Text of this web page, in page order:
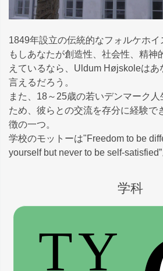
1849年設立の伝統的なフォルケホイ
もしあなたが創造性、社会性、精神
えているなら、Uldum Højskoleはあ
言えるだろう。
また、18～25歳の若いデンマーク
ため、彼らとの交流を存分に経験で
徴の一つ。
学校のモットーは"Freedom to be
yourself but never to be self-satisfied”
学科